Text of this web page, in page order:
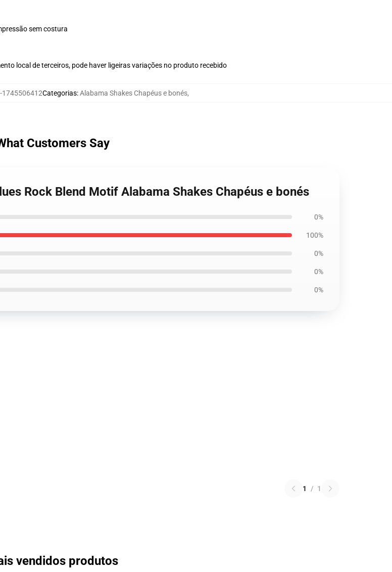
sem costura
local de terceiros, pode haver ligeiras variações no produto recebido
1745506412Categorias:Alabama Shakes Chapéus e bonés,
Customers Say
Rock Blend Motif Alabama Shakes Chapéus e bonés
0%
100%
0%
0%
0%
1 / 1
vendidos produtos